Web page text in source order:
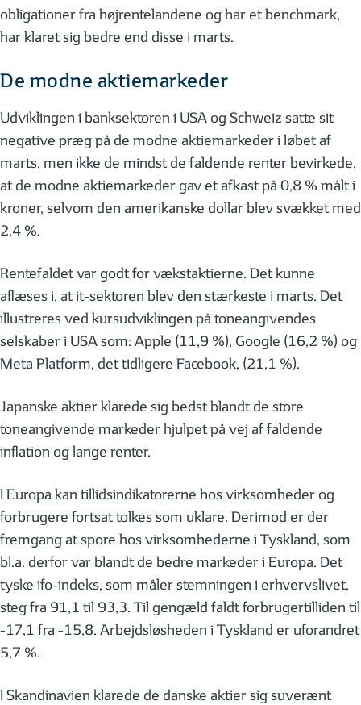
obligationer fra højrentelandene og har et benchmark,
har klaret sig bedre end disse i marts.
De modne aktiemarkeder
Udviklingen i banksektoren i USA og Schweiz satte sit
negative præg på de modne aktiemarkeder i løbet af
marts, men ikke de mindst de faldende renter bevirkede,
at de modne aktiemarkeder gav et afkast på 0,8 % målt i
kroner, selvom den amerikanske dollar blev svækket med
2,4 %.
Rentefaldet var godt for vækstaktierne. Det kunne
aflæses i, at it-sektoren blev den stærkeste i marts. Det
illustreres ved kursudviklingen på toneangivendes
selskaber i USA som: Apple (11,9 %), Google (16,2 %) og
Meta Platform, det tidligere Facebook, (21,1 %).
Japanske aktier klarede sig bedst blandt de store
toneangivende markeder hjulpet på vej af faldende
inflation og lange renter.
I Europa kan tillidsindikatorerne hos virksomheder og
forbrugere fortsat tolkes som uklare. Derimod er der
fremgang at spore hos virksomhederne i Tyskland, som
bl.a. derfor var blandt de bedre markeder i Europa. Det
tyske ifo-indeks, som måler stemningen i erhvervslivet,
steg fra 91,1 til 93,3. Til gengæld faldt forbrugertilliden til
-17,1 fra -15,8. Arbejdsløsheden i Tyskland er uforandret
5,7 %.
I Skandinavien klarede de danske aktier sig suverænt